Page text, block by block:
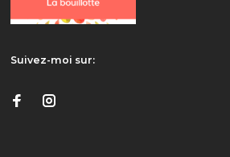
Suivez-moi sur: